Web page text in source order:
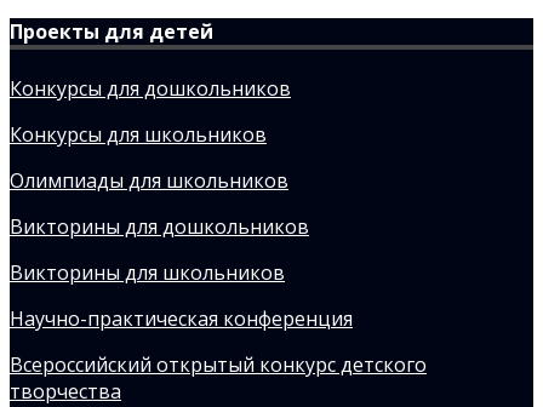
Проекты для детей
Конкурсы для дошкольников
Конкурсы для школьников
Олимпиады для школьников
Викторины для дошкольников
Викторины для школьников
Научно-практическая конференция
Всероссийский открытый конкурс детского
творчества